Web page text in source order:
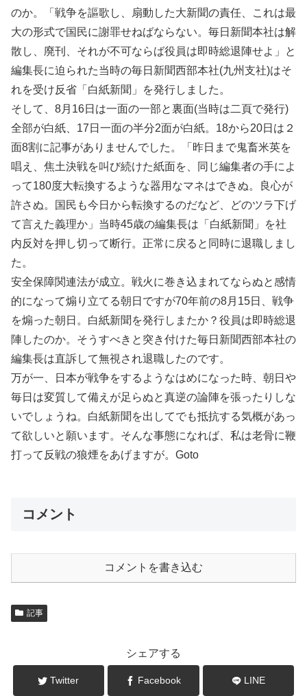
のか。「戦争を謳歌し、扇動した大新聞の責任、これは最
大の形式で国民に謝罪せねばならない。毎日新聞本社は解
散し、廃刊、それが不可ならば役員は即時総退陣せよ」と
編集長に迫られた当時の毎日新聞西部本社(九州支社)はそ
れを受け反省「白紙新聞」を発行しました。
そして、8月16日は一面の一部と裏面(当時は二頁で発行)
全部が白紙、17日一面の半分2面が白紙。18から20日は２
面8割に記事がありませんでした。「昨日まで鬼畜米英を
唱え、焦土決戦を叫び続けた紙面を、同じ編集者の手によ
って180度大転換するような器用なマネはできぬ。良心が
許さぬ。国民も今日から転換するのだなど、どのツラ下げ
て言えた義理か」当時45歳の編集長は「白紙新聞」を社
内反対を押し切って断行。正常に戻ると同時に退職しまし
た。
安全保障関連法が成立。戦火に巻き込まれてならぬと感情
的になって煽り立てる朝日ですが70年前の8月15日、戦争
を煽った朝日。白紙新聞を発行しまたか？役員は即時総退
陣したのか。そうすべきと突き付けた毎日新聞西部本社の
編集長は直訴して無視され退職したのです。
万が一、日本が戦争をするようなはめになった時、朝日や
毎日は変質して備えが足らぬと真逆の論陣を張ったりしな
いでしょうね。白紙新聞を出してでも抵抗する気概があっ
て欲しいと願います。そんな事態になれば、私は老骨に鞭
打って反戦の狼煙をあげますが。Goto
コメント
コメントを書き込む
記事
シェアする
Twitter Facebook LINE